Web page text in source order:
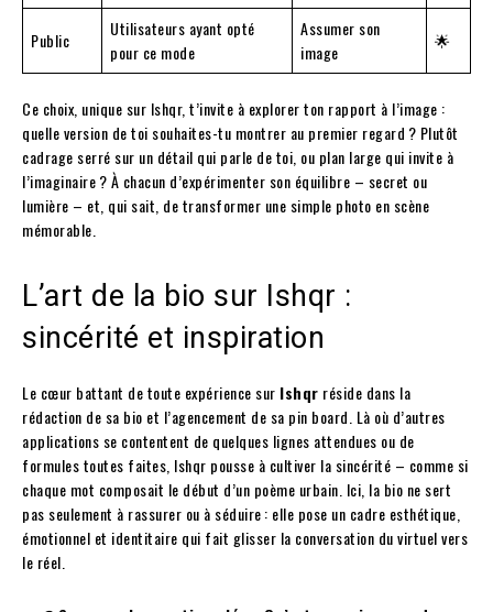
Public
Utilisateurs ayant opté
pour ce mode
Assumer son
image
🌟
Ce choix, unique sur Ishqr, t’invite à explorer ton rapport à l’image :
quelle version de toi souhaites-tu montrer au premier regard ? Plutôt
cadrage serré sur un détail qui parle de toi, ou plan large qui invite à
l’imaginaire ? À chacun d’expérimenter son équilibre – secret ou
lumière – et, qui sait, de transformer une simple photo en scène
mémorable.
L’art de la bio sur Ishqr :
sincérité et inspiration
Le cœur battant de toute expérience sur Ishqr réside dans la
rédaction de sa bio et l’agencement de sa pin board. Là où d’autres
applications se contentent de quelques lignes attendues ou de
formules toutes faites, Ishqr pousse à cultiver la sincérité – comme si
chaque mot composait le début d’un poème urbain. Ici, la bio ne sert
pas seulement à rassurer ou à séduire : elle pose un cadre esthétique,
émotionnel et identitaire qui fait glisser la conversation du virtuel vers
le réel.